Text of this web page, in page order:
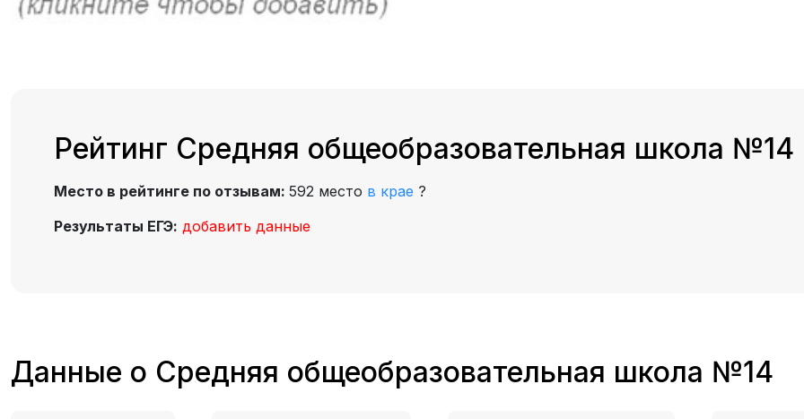
Рейтинг Средняя общеобразовательная школа №14
Место в рейтинге по отзывам: 592 место в крае ?
Результаты ЕГЭ: добавить данные
Данные о Средняя общеобразовательная школа №14